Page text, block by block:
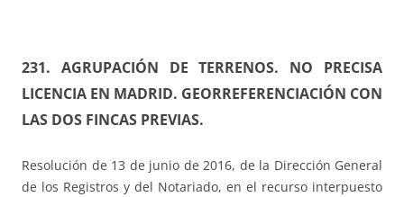
231. AGRUPACIÓN DE TERRENOS. NO PRECISA
LICENCIA EN MADRID. GEORREFERENCIACIÓN CON
LAS DOS FINCAS PREVIAS.
Resolución de 13 de junio de 2016, de la Dirección General
de los Registros y del Notariado, en el recurso interpuesto